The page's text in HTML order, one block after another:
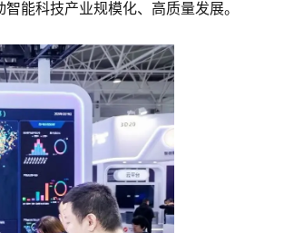
能科技产业规模化、高质量发展。